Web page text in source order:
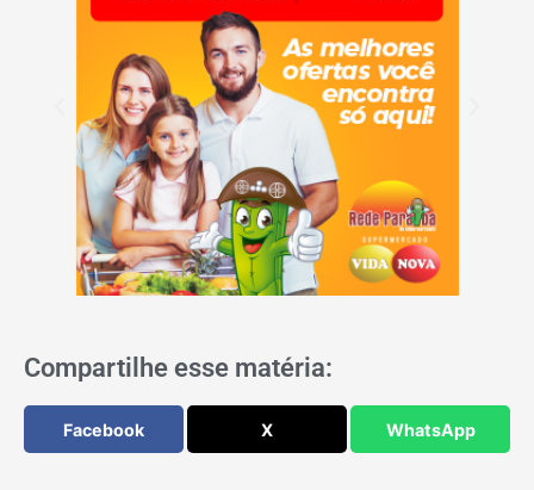
Compartilhe esse matéria:
Facebook X WhatsApp